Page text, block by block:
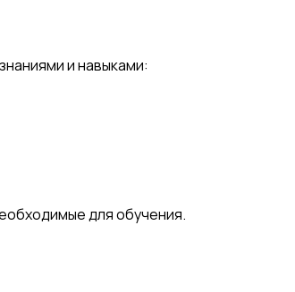
и навыками:
для обучения.